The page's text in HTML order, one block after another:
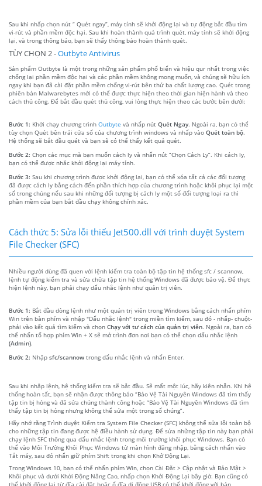
Sau khi nhấp chọn nút “ Quét ngay”, máy tính sẽ khởi động lại và tự động bắt đầu tìm
vi-rút và phần mềm độc hại. Sau khi hoàn thành quá trình quét, máy tính sẽ khởi động
lại, và trong thông báo, bạn sẽ thấy thông báo hoàn thành quét.
TÙY CHỌN 2 -Outbyte Antivirus
Sản phẩm Outbyte là một trong những sản phẩm phổ biến và hiệu qur nhất trong việc
chống lại phần mềm độc hại và các phần mềm không mong muốn, và chúng sẽ hữu ích
ngay khi bạn đã cài đặt phần mềm chống vi-rút bên thứ ba chất lượng cao. Quét trong
phiên bản Malwarebytes mới có thể được thực hiện theo thời gian hiện hành và theo
cách thủ công. Để bắt đầu quét thủ công, vui lòng thực hiện theo các bước bên dưới:
Bước 1: Khởi chạy chương trình Outbyte và nhấp nút Quét Ngay. Ngoài ra, bạn có thể
tùy chọn Quét bên trái cửa sổ của chương trình windows và nhấp vào Quét toàn bộ.
Hệ thống sẽ bắt đầu quét và bạn sẽ có thể thấy kết quả quét.
Bước 2: Chọn các mục mà bạn muốn cách ly và nhấn nút “Chọn Cách Ly”. Khi cách ly,
bạn có thể được nhắc khởi động lại máy tính.
Bước 3: Sau khi chương trình được khởi động lại, bạn có thể xóa tất cả các đối tượng
đã được cách ly bằng cách đến phần thích hợp của chương trình hoặc khôi phục lại một
số trong chúng nếu sau khi những đối tượng bị cách ly một số đối tượng loại ra thì
phần mềm của bạn bắt đầu chạy không chính xác.
Cách thức 5: Sửa lỗi thiếu Jet500.dll với trình duyệt System
File Checker (SFC)
Nhiều người dùng đã quen với lệnh kiểm tra toàn bộ tập tin hệ thống sfc / scannow,
lệnh tự động kiểm tra và sửa chữa tập tin hệ thống Windows đã được bảo vệ. Để thực
hiện lệnh này, bạn phải chạy dấu nhắc lệnh như quản trị viên.
Bước 1: Bắt đầu dòng lệnh như một quản trị viên trong Windows bằng cách nhấn phím
Win trên bàn phím và nhập "Dấu nhắc lệnh" trong miền tìm kiếm, sau đó - nhấp- chuột-
phải vào kết quả tìm kiếm và chọn Chạy với tư cách của quản trị viên. Ngoài ra, bạn có
thể nhấn tổ hợp phím Win + X sẽ mở trình đơn nơi bạn có thể chọn dấu nhắc lệnh
(Admin).
Bước 2: Nhập sfc/scannow trong dấu nhắc lệnh và nhấn Enter.
Sau khi nhập lệnh, hệ thống kiểm tra sẽ bắt đầu. Sẽ mất một lúc, hãy kiên nhẫn. Khi hệ
thống hoàn tất, bạn sẽ nhận được thông báo “Bảo Vệ Tài Nguyên Windows đã tìm thấy
tập tin bị hỏng và đã sửa chúng thành công hoặc “Bảo Vệ Tài Nguyên Windows đã tìm
thấy tập tin bị hỏng nhưng không thể sửa một trong số chúng”.
Hãy nhớ rằng Trình duyệt Kiểm tra System File Checker (SFC) không thể sửa lỗi toàn bộ
cho những tập tin đang được hệ điều hành sử dụng. Để sửa những tập tin này bạn phải
chạy lệnh SFC thông qua dấu nhắc lệnh trong môi trường khôi phục Windows. Bạn có
thể vào Môi Trường Khôi Phục Windows từ màn hình đăng nhập, bằng cách nhấn vào
Tắt máy, sau đó nhấn giữ phím Shift trong khi chọn Khở Động Lại.
Trong Windows 10, bạn có thể nhấn phím Win, chọn Cài Đặt > Cập nhật và Bảo Mật >
Khôi phục và dưới Khởi Động Nâng Cao, nhấp chọn Khởi Động Lại bây giờ. Bạn cũng có
thể khởi động lại từ đĩa cài đặt hoặc ổ đĩa di động USB có thể khởi động với bản